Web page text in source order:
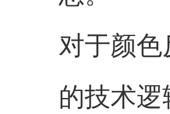
对于颜
的技术